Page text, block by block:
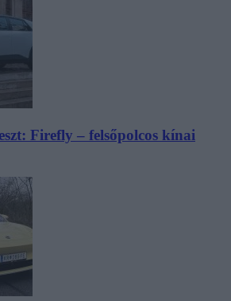
Firefly – felsőpolcos kínai